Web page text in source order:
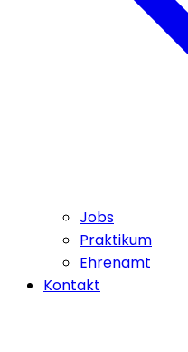
Jobs
Praktikum
Ehrenamt
Kontakt